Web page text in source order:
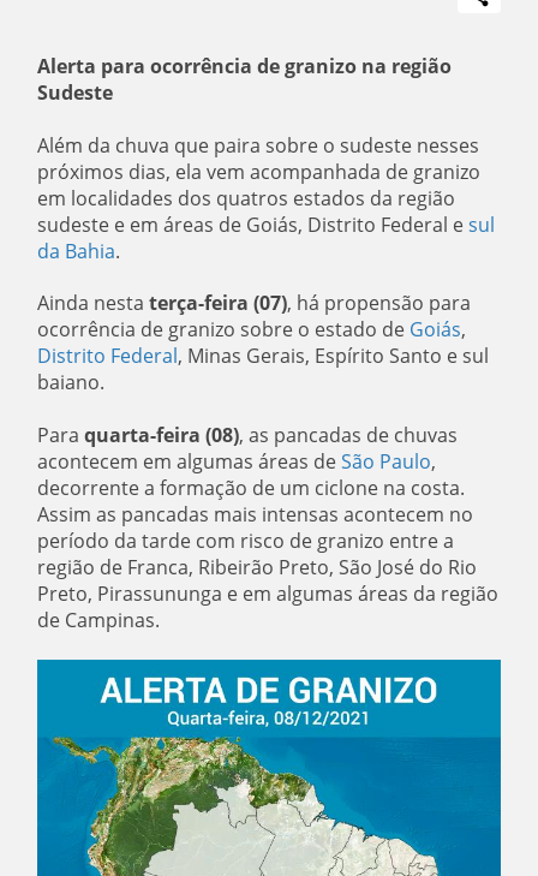
Alerta para ocorrência de granizo na região
Sudeste
Além da chuva que paira sobre o sudeste nesses
próximos dias, ela vem acompanhada de granizo
em localidades dos quatros estados da região
sudeste e em áreas de Goiás, Distrito Federal esul
da Bahia.
Ainda nestaterça-feira (07), há propensão para
ocorrência de granizo sobre o estado de Goiás,
Distrito Federal, Minas Gerais, Espírito Santo e sul
baiano.
Paraquarta-feira (08), as pancadas de chuvas
acontecem em algumas áreas deSão Paulo,
decorrente a formação de um ciclone na costa.
Assim as pancadas mais intensas acontecem no
período da tarde com risco de granizo entre a
região de Franca, Ribeirão Preto, São José do Rio
Preto, Pirassununga e em algumas áreas da região
de Campinas.